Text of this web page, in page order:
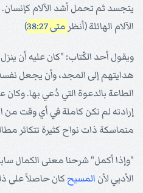
يتجسد ثم تحمل أشد الآلام
الآلام الهائلة (أنظر متى 38:27 )
ويقول أحد الكّتاب: "كان عليه أن
هدايتهم إلى المجد، وأن يجعل
الطاعة بالدعوة التي دُعي بها. وكان
إرادته لم تكن كاملة في أي وقت من
متماسكة ذات نواح كثيرة تتكاثر
"وإذا أكمل" شرحنا معنى الكمال
الأدبي لأن المسيح كان حاصلاً على